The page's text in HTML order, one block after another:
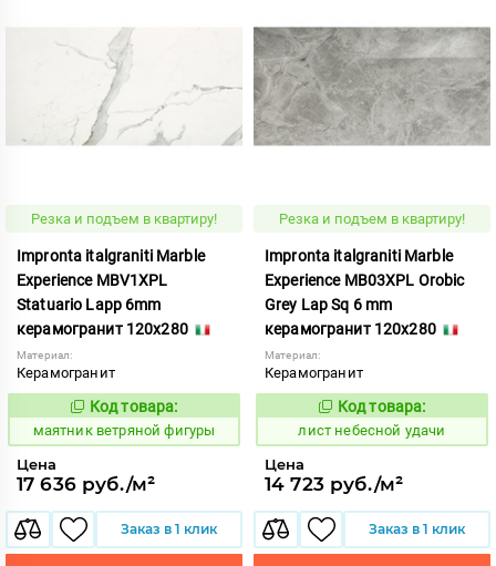
Резка и подъем в квартиру!
Impronta italgraniti Marble
Experience MBV1XPL
Statuario Lapp 6mm
керамогранит 120x280
Материал:
Керамогранит
923365
Код товара:
маятник ветряной фигуры
Цена
17 636 руб./м²
Заказ в 1 клик
Резка и подъем в квартиру!
Impronta italgraniti Marble
Experience MB03XPL Orobic
Grey Lap Sq 6 mm
керамогранит 120x280
Материал:
Керамогранит
882985
Код товара:
лист небесной удачи
Цена
14 723 руб./м²
Заказ в 1 клик